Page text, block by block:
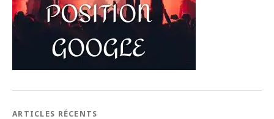
ARTICLES RÉCENTS